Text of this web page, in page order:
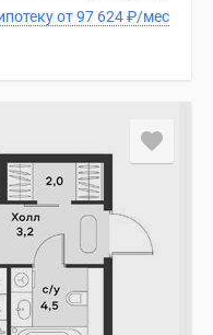
В ипотеку от 97 624₽/мес